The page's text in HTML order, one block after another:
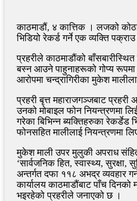
काठमाडौं, ४ कात्तिक । लजको
भिडियो रेकर्ड गर्ने एक व्यक्ति
प्रहरीले काठमाडौंको
बस्न आउने पाहुनाहरूको गोप्य रूपमा
आरोपमा चन्द्रागिरीका मुकेश
प्रहरी बृत्त महाराजगञ्‍जबाट
उनको मोबाइल फोन नियन्त्रणमा
गरेका बिभिन्न ब्यक्तिहरुका रेकर्डेड
फोनसहित मालीलाई नियन्त्रणमा
मुकेश माली उपर मुलुकी अपराध
‘सार्वजनिक हित, स्वास्थ्य, सुरक्षा,
अन्तर्गत दफा ११८ अभद्र व्यवहार
कार्यालय काठमाडौंबाट पाँच
भइरहेको प्रहरीले जनाएको छ ।